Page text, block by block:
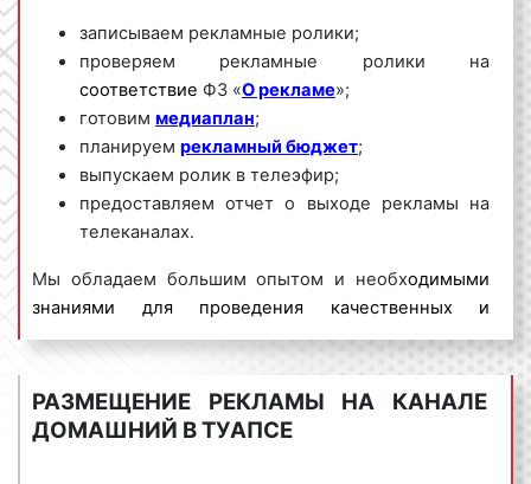
записываем рекламные ролики;
проверяем рекламные ролики на
соответствие ФЗ «О рекламе»;
готовим медиаплан;
планируем рекламный бюджет;
выпускаем ролик в телеэфир;
предоставляем отчет о выходе рекламы на
телеканалах.
Мы обладаем большим опытом и необходимыми
знаниями для проведения качественных и
эффективных рекламных кампаний на ТВ. Для
получения коммерческого предложения по
размещению рекламы на телевидении в Туапсеи
Краснодарского края необходимо обращаться по
телефону:
РАЗМЕЩЕНИЕ РЕКЛАМЫ НА КАНАЛЕ
ДОМАШНИЙ В ТУАПСЕ